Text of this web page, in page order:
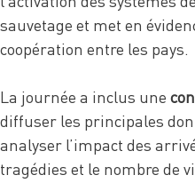
sauvetage et met en
coopération entre les pays.
La journée a inclus une
diffuser les principales
analyser l’impact des
tragédies et le nombre de